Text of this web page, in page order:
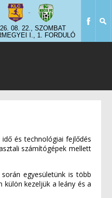
-
08. 22., SZOMBAT
I., 1. FORDULÓ
és technológiai fejlődés
számítógépek mellett
egyesületünk is több
kezeljük a leány és a